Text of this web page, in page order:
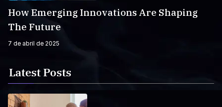
How Emerging Innovations Are Shaping
The Future
7 de abril de 2025
Latest Posts